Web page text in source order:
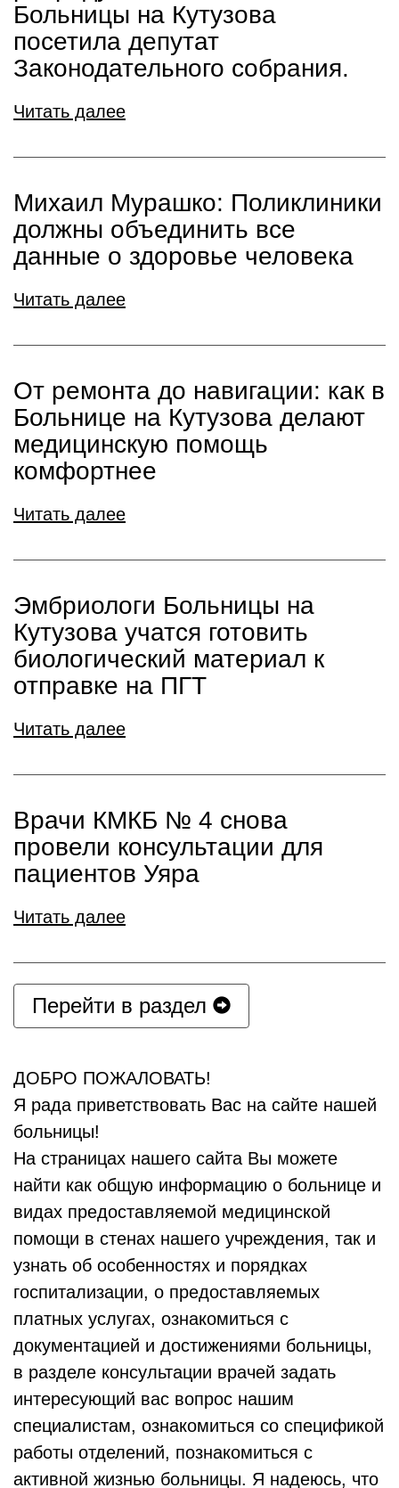
Больницы на Кутузова
посетила депутат
Законодательного собрания.
Читать далее
Михаил Мурашко: Поликлиники
должны объединить все
данные о здоровье человека
Читать далее
От ремонта до навигации: как в
Больнице на Кутузова делают
медицинскую помощь
комфортнее
Читать далее
Эмбриологи Больницы на
Кутузова учатся готовить
биологический материал к
отправке на ПГТ
Читать далее
Врачи КМКБ № 4 снова
провели консультации для
пациентов Уяра
Читать далее
Перейти в раздел
ДОБРО ПОЖАЛОВАТЬ!
Я рада приветствовать Вас на сайте нашей
больницы!
На страницах нашего сайта Вы можете
найти как общую информацию о больнице и
видах предоставляемой медицинской
помощи в стенах нашего учреждения, так и
узнать об особенностях и порядках
госпитализации, о предоставляемых
платных услугах, ознакомиться с
документацией и достижениями больницы,
в разделе консультации врачей задать
интересующий вас вопрос нашим
специалистам, ознакомиться со спецификой
работы отделений, познакомиться с
активной жизнью больницы. Я надеюсь, что